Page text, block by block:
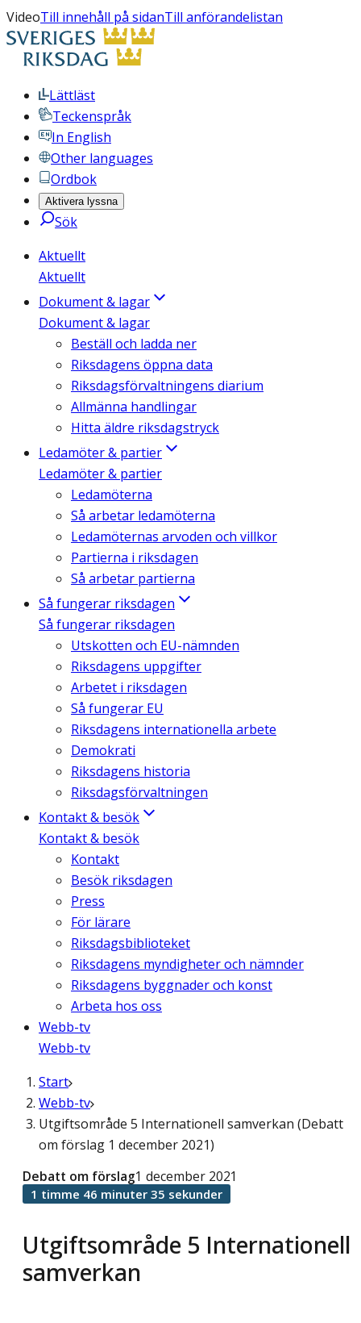
VideoTill innehåll på sidanTill anförandelistan
Lättläst
Teckenspråk
In English
Other languages
Ordbok
Aktivera lyssna
Sök
Aktuellt
Aktuellt
Dokument & lagar
Dokument & lagar
Beställ och ladda ner
Riksdagens öppna data
Riksdagsförvaltningens diarium
Allmänna handlingar
Hitta äldre riksdagstryck
Ledamöter & partier
Ledamöter & partier
Ledamöterna
Så arbetar ledamöterna
Ledamöternas arvoden och villkor
Partierna i riksdagen
Så arbetar partierna
Så fungerar riksdagen
Så fungerar riksdagen
Utskotten och EU-nämnden
Riksdagens uppgifter
Arbetet i riksdagen
Så fungerar EU
Riksdagens internationella arbete
Demokrati
Riksdagens historia
Riksdagsförvaltningen
Kontakt & besök
Kontakt & besök
Kontakt
Besök riksdagen
Press
För lärare
Riksdagsbiblioteket
Riksdagens myndigheter och nämnder
Riksdagens byggnader och konst
Arbeta hos oss
Webb-tv
Webb-tv
Start
Webb-tv
Utgiftsområde 5 Internationell samverkan (Debatt
om förslag 1 december 2021)
Utgiftsområde 5 Internationell
samverkan
Debatt om förslag1 december 2021
1 timme 46 minuter 35 sekunder